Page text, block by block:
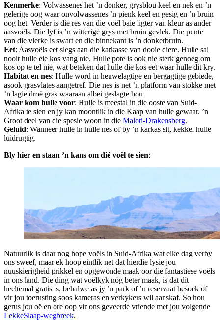
Kenmerke: Volwassenes het ’n donker, grysblou keel en nek en ’n
gelerige oog waar onvolwassenes ’n pienk keel en gesig en ’n bruin
oog het. Verder is die res van die voël baie ligter van kleur as ander
aasvoëls. Die lyf is ’n witterige grys met bruin gevlek. Die punte
van die vlerke is swart en die binnekant is ’n donkerbruin.
Eet: Aasvoëls eet slegs aan die karkasse van dooie diere. Hulle sal
nooit hulle eie kos vang nie. Hulle pote is ook nie sterk genoeg om
kos op te tel nie, wat beteken dat hulle die kos eet waar hulle dit kry.
Habitat en nes: Hulle word in heuwelagtige en bergagtige gebiede,
asook grasvlates aangetref. Die nes is net ’n platform van stokke met
’n lagie droë gras waaraan albei geslagte bou.
Waar kom hulle voor: Hulle is meestal in die ooste van Suid-
Afrika te sien en jy kan moontlik in die Kaap van hulle gewaar. ’n
Groot deel van die spesie woon in die Maloti-Drakensberg.
Geluid: Wanneer hulle in hulle nes of by ’n karkas sit, kekkel hulle
luidrugtig.
Bly hier en staan ’n kans om dié voël te sien:
Natuurlik is daar nog hope voëls in Suid-Afrika wat elke dag verby
ons sweef, maar ek hoop eintlik net dat hierdie lysie jou
nuuskierigheid prikkel en opgewonde maak oor die fantastiese voëls
in ons land. Die ding wat voëlkyk nóg beter maak, is dat dit
heeltemal gratis is, behalwe as jy ’n park of ’n reservaat besoek of
vir jou toerusting soos kameras en verkykers wil aanskaf. So hou
gerus jou oë en ore oop vir ons geveerde vriende met jou volgende
LekkeSlaap-wegbreek.